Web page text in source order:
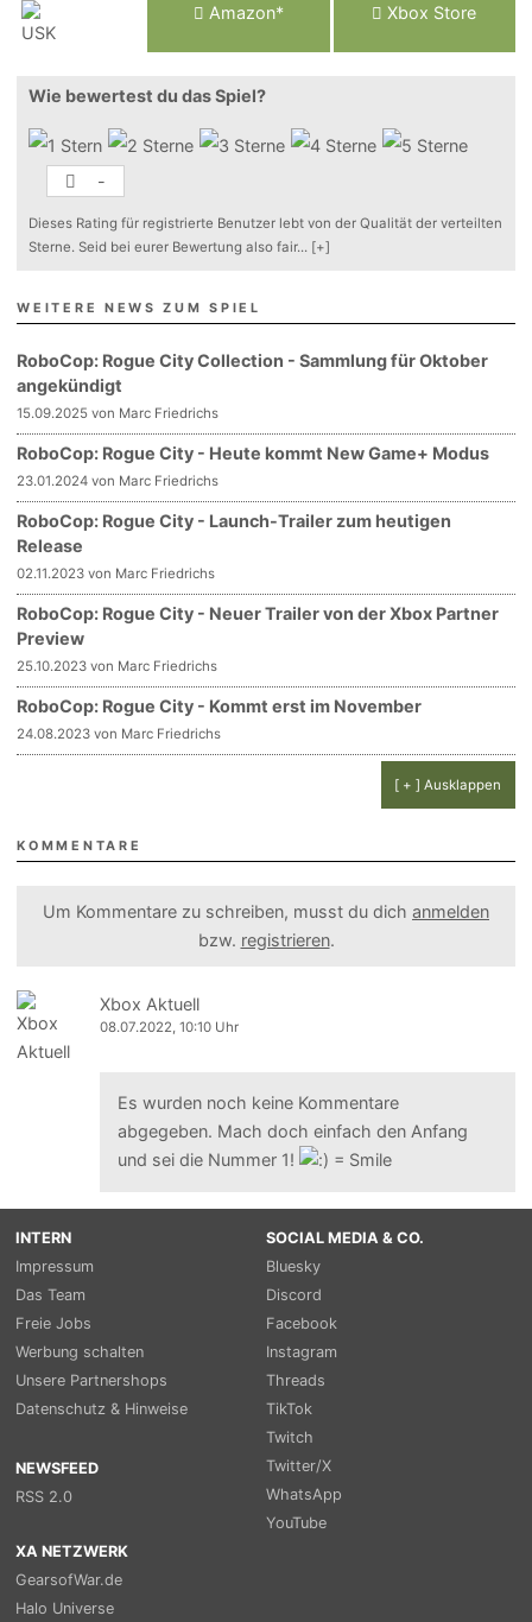
Amazon* Xbox Store
Wie bewertest du das Spiel?
-
Dieses Rating für registrierte Benutzer lebt von der Qualität der verteilten
Sterne. Seid bei eurer Bewertung also fair... [+]
WEITERE NEWS ZUM SPIEL
RoboCop: Rogue City Collection - Sammlung für Oktober
angekündigt
15.09.2025 von Marc Friedrichs
RoboCop: Rogue City - Heute kommt New Game+ Modus
23.01.2024 von Marc Friedrichs
RoboCop: Rogue City - Launch-Trailer zum heutigen
Release
02.11.2023 von Marc Friedrichs
RoboCop: Rogue City - Neuer Trailer von der Xbox Partner
Preview
25.10.2023 von Marc Friedrichs
RoboCop: Rogue City - Kommt erst im November
24.08.2023 von Marc Friedrichs
[ + ] Ausklappen
KOMMENTARE
Um Kommentare zu schreiben, musst du dich anmelden
bzw. registrieren.
Xbox Aktuell
08.07.2022, 10:10 Uhr
Es wurden noch keine Kommentare
abgegeben. Mach doch einfach den Anfang
und sei die Nummer 1!
INTERN
Impressum
Das Team
Freie Jobs
Werbung schalten
Unsere Partnershops
Datenschutz & Hinweise
NEWSFEED
RSS 2.0
SOCIAL MEDIA & CO.
Bluesky
Discord
Facebook
Instagram
Threads
TikTok
Twitch
Twitter/X
WhatsApp
YouTube
XA NETZWERK
GearsofWar.de
Halo Universe